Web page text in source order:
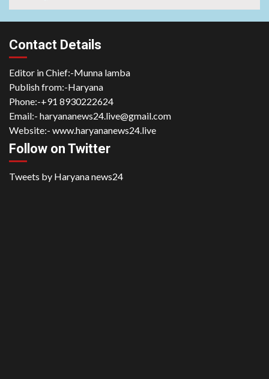
Contact Details
Editor in Chief:-Munna lamba
Publish from:-Haryana
Phone:-+91 8930222624
Email:- haryananews24.live@gmail.com
Website:- www.haryananews24.live
Follow on Twitter
Tweets by Haryana news24